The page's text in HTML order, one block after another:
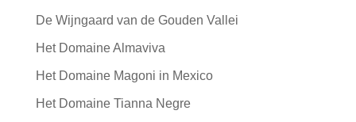
De Wijngaard van de Gouden Vallei
Het Domaine Almaviva
Het Domaine Magoni in Mexico
Het Domaine Tianna Negre